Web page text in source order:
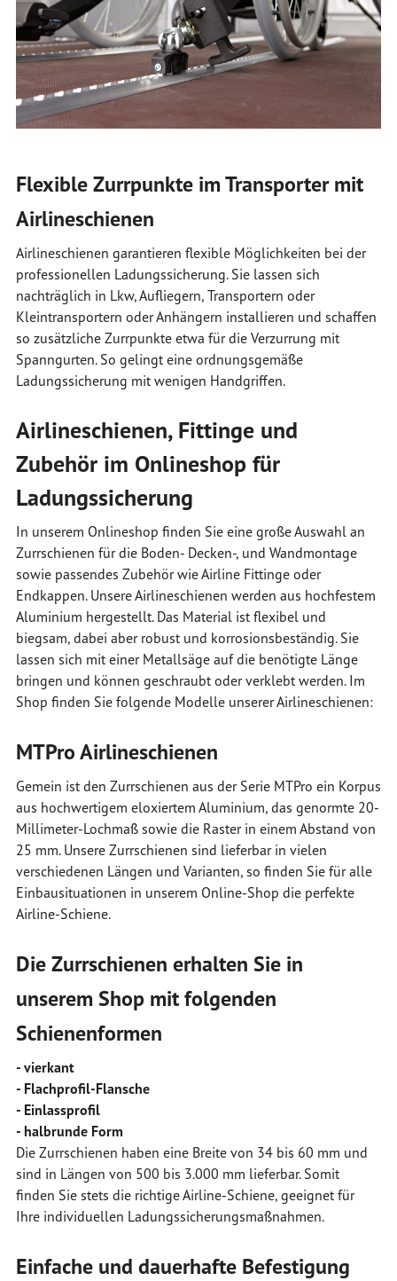
Flexible Zurrpunkte im Transporter mit
Airlineschienen
Airlineschienen garantieren flexible Möglichkeiten bei der
professionellen Ladungssicherung. Sie lassen sich
nachträglich in Lkw, Aufliegern, Transportern oder
Kleintransportern oder Anhängern installieren und schaffen
so zusätzliche Zurrpunkte etwa für die Verzurrung mit
Spanngurten. So gelingt eine ordnungsgemäße
Ladungssicherung mit wenigen Handgriffen.
Airlineschienen, Fittinge und
Zubehör im Onlineshop für
Ladungssicherung
In unserem Onlineshop finden Sie eine große Auswahl an
Zurrschienen für die Boden- Decken-, und Wandmontage
sowie passendes Zubehör wie Airline Fittinge oder
Endkappen. Unsere Airlineschienen werden aus hochfestem
Aluminium hergestellt. Das Material ist flexibel und
biegsam, dabei aber robust und korrosionsbeständig. Sie
lassen sich mit einer Metallsäge auf die benötigte Länge
bringen und können geschraubt oder verklebt werden. Im
Shop finden Sie folgende Modelle unserer Airlineschienen:
MTPro Airlineschienen
Gemein ist den Zurrschienen aus der Serie MTPro ein Korpus
aus hochwertigem eloxiertem Aluminium, das genormte 20-
Millimeter-Lochmaß sowie die Raster in einem Abstand von
25 mm. Unsere Zurrschienen sind lieferbar in vielen
verschiedenen Längen und Varianten, so finden Sie für alle
Einbausituationen in unserem Online-Shop die perfekte
Airline-Schiene.
Die Zurrschienen erhalten Sie in
unserem Shop mit folgenden
Schienenformen
- vierkant
- Flachprofil-Flansche
- Einlassprofil
- halbrunde Form
Die Zurrschienen haben eine Breite von 34 bis 60 mm und
sind in Längen von 500 bis 3.000 mm lieferbar. Somit
finden Sie stets die richtige Airline-Schiene, geeignet für
Ihre individuellen Ladungssicherungsmaßnahmen.
Einfache und dauerhafte Befestigung